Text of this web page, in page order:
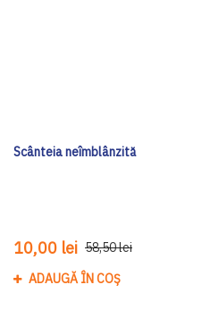
Scânteia neîmblânzită
10,00 lei 58,50 lei
ADAUGĂ ÎN COȘ